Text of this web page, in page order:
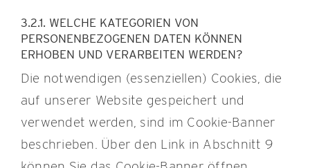
3.2.1. WELCHE KATEGORIEN VON
PERSONENBEZOGENEN DATEN KÖNNEN
ERHOBEN UND VERARBEITEN WERDEN?
Die notwendigen (essenziellen) Cookies, die
auf unserer Website gespeichert und
verwendet werden, sind im Cookie-Banner
beschrieben. Über den Link in Abschnitt 9